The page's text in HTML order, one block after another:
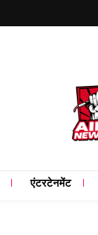
एंटरटेनमेंट